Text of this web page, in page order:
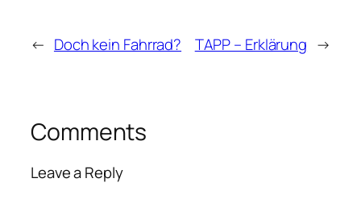
← Doch kein Fahrrad? TAPP – Erklärung →
Comments
Leave a Reply